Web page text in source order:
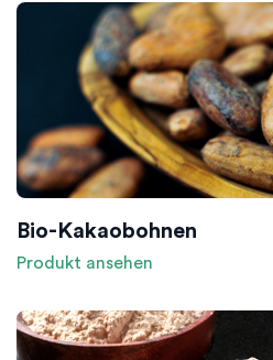
Bio-Kakaobohnen
Produkt ansehen